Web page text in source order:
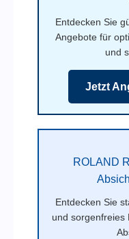
Entdecken Sie
Angebote für
und
Jetzt
ROLAND
Entdecken Sie
und sorgenfreies